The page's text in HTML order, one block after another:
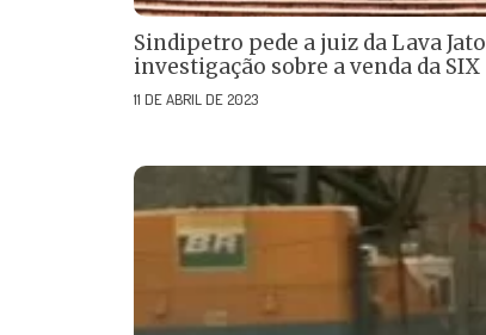
Sindipetro pede a juiz da Lava Jato
investigação sobre a venda da SIX
11 DE ABRIL DE 2023